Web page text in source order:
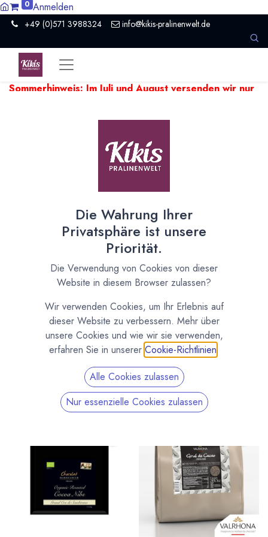
0 Anmelden
+49 (0)571 3988324 info@kikis-pralinenwelt.de
Sommerhinweis: Im Juli und August versenden wir nur
beim Versand empfindlicher Produkte zu Verzögerungen
nötig ein paar Tage später.
Kakaonibs
Zeige 40
Edel Kakaonibs - Bio -Vegan - Roh oder
Geröstet
unterschiedlichen Varianten. Roh oder geröstet, Bio, pur
oder karamellisiert. Von Valrhona, Paccari, Michel Cluizel und
anderen großen Chocolatiers. Kakanibs können als
Ausgangsprodukt für eigene Schokolade dienen, aber auch
als Knusprige Zutat in Pralinen, Schokoladen, Müsli und
Backwaren eingesetzt werden.
Die Wahrung Ihrer
Privatsphäre ist unsere
Priorität.
Die Verwendung von Cookies von dieser
Website in diesem Browser zulassen?
Wir verwenden Cookies, um Ihr Erlebnis auf
dieser Website zu verbessern. Mehr über
unsere Cookies und wie wir sie verwenden,
erfahren Sie in unserer Cookie-Richtlinien
Alle Cookies zulassen
Nur essenzielle Cookies zulassen